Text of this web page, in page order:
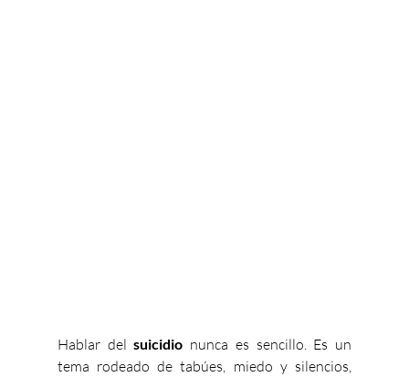
Hablar del suicidio nunca es sencillo. Es un
tema rodeado de tabúes, miedo y silencios,